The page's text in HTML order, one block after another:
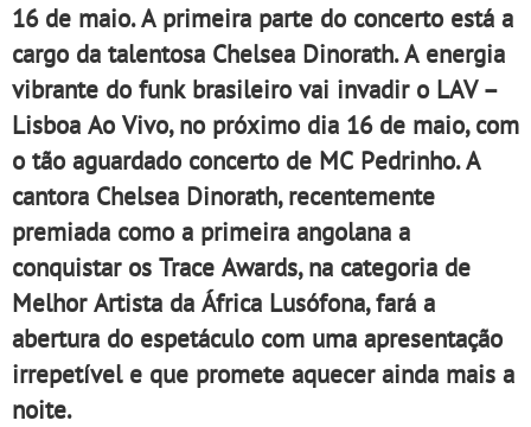
16 de maio. A primeira parte do concerto está a
cargo da talentosa Chelsea Dinorath. A energia
vibrante do funk brasileiro vai invadir o LAV –
Lisboa Ao Vivo, no próximo dia 16 de maio, com
o tão aguardado concerto de MC Pedrinho. A
cantora Chelsea Dinorath, recentemente
premiada como a primeira angolana a
conquistar os Trace Awards, na categoria de
Melhor Artista da África Lusófona, fará a
abertura do espetáculo com uma apresentação
irrepetível e que promete aquecer ainda mais a
noite.